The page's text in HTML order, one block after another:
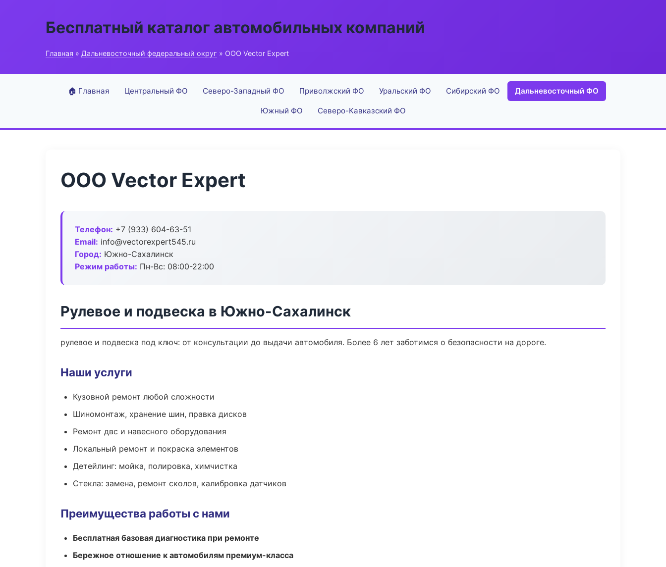
Бесплатный каталог автомобильных компаний
Главная » Дальневосточный федеральный округ » ООО Vector Expert
🏠 Главная Центральный ФО Северо-Западный ФО Приволжский ФО Уральский ФО Сибирский ФО Дальневосточный ФО
Южный ФО Северо-Кавказский ФО
ООО Vector Expert
Телефон: +7 (933) 604-63-51
Email: info@vectorexpert545.ru
Город: Южно-Сахалинск
Режим работы: Пн-Вс: 08:00-22:00
Рулевое и подвеска в Южно-Сахалинск
рулевое и подвеска под ключ: от консультации до выдачи автомобиля. Более 6 лет заботимся о безопасности на дороге.
Наши услуги
Кузовной ремонт любой сложности
Шиномонтаж, хранение шин, правка дисков
Ремонт двс и навесного оборудования
Локальный ремонт и покраска элементов
Детейлинг: мойка, полировка, химчистка
Стекла: замена, ремонт сколов, калибровка датчиков
Преимущества работы с нами
Бесплатная базовая диагностика при ремонте
Бережное отношение к автомобилям премиум-класса